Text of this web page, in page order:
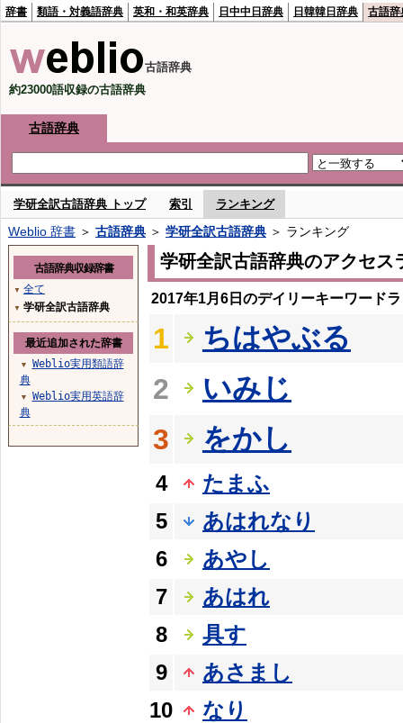
辞書 類語・対義語辞典 英和・和英辞典 日中中日辞典 日韓韓日辞典 古語辞
古語辞典
約23000語収録の古語辞典
古語辞典
学研全訳古語辞典 トップ 索引 ランキング
Weblio 辞書 ＞ 古語辞典 ＞ 学研全訳古語辞典 ＞ ランキング
学研全訳古語辞典のアクセス
2017年1月6日のデイリーキーワード
1
ちはやぶる
2
いみじ
3
をかし
4
たまふ
5
あはれなり
6
あやし
7
あはれ
8
具す
9
あさまし
10
なり
古語辞典収録辞書
▼ 全て
▼ 学研全訳古語辞典
最近追加された辞書
▼
Weblio実用類語辞
典
▼
Weblio実用英語辞
典